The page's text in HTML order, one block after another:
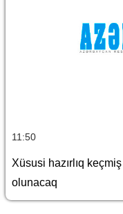
11:50
Xüsusi hazırlıq
olunacaq